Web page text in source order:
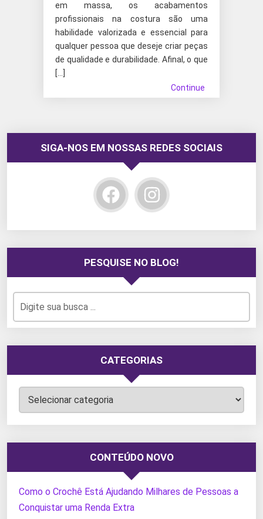
em massa, os acabamentos
profissionais na costura são uma
habilidade valorizada e essencial para
qualquer pessoa que deseje criar peças
de qualidade e durabilidade. Afinal, o que
[…]
Continue
SIGA-NOS EM NOSSAS REDES SOCIAIS
PESQUISE NO BLOG!
CATEGORIAS
Categorias
CONTEÚDO NOVO
Como o Crochê Está Ajudando Milhares de Pessoas a
Conquistar uma Renda Extra